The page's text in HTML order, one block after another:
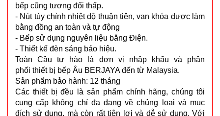
bếp cũng tương đối thấp.
- Nút tùy chỉnh nhiệt độ thuận tiện, van khóa được làm
bằng đồng an toàn và tự động
- Bếp sử dụng nguyên liệu bằng Điện.
- Thiết kế đèn sáng báo hiệu.
Toàn Cầu tự hào là đơn vị nhập khẩu và phân
phối thiết bị bếp Âu BERJAYA đến từ Malaysia.
Sản phẩm bảo hành: 12 tháng
Các thiết bị đều là sản phẩm chính hãng, chúng tôi
cung cấp không chỉ đa dạng về chủng loại và mục
đích sử dụng, mà còn rất tiện lợi và dễ sử dụng. Với